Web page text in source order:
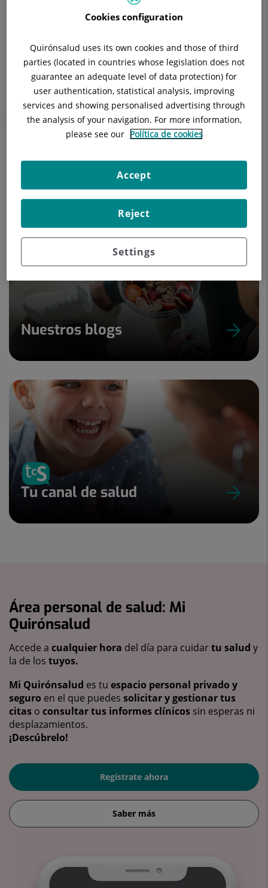
933 221 111
E-mail:cirugiageneral@hscor.com
Descripción Equipo Médico Enfermedades
Nuestros blogs
Tu canal de salud
Área personal de salud: Mi
Quirónsalud
Accede a cualquier hora del día para cuidartu salud y
la de los tuyos.
Mi Quirónsalud es tu espacio personal privado y
seguro en el que puedes solicitar y gestionar tus
citas o consultar tus informes clínicos sin esperas ni
desplazamientos.
¡Descúbrelo!
Regístrate ahora
Saber más
Cookies configuration
Quirónsalud uses its own cookies and those of third
parties (located in countries whose legislation does not
guarantee an adequate level of data protection) for
user authentication, statistical analysis, improving
services and showing personalised advertising through
the analysis of your navigation. For more information,
please see our Política de cookies
Settings
Reject
Accept